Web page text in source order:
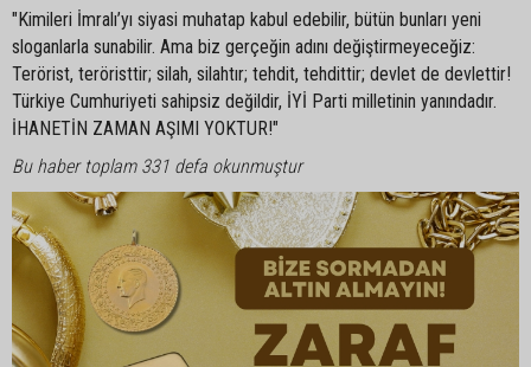
"Kimileri İmralı’yı siyasi muhatap kabul edebilir, bütün bunları yeni
sloganlarla sunabilir. Ama biz gerçeğin adını değiştirmeyeceğiz:
Terörist, teröristtir; silah, silahtır; tehdit, tehdittir; devlet de devlettir!
Türkiye Cumhuriyeti sahipsiz değildir, İYİ Parti milletinin yanındadır.
İHANETİN ZAMAN AŞIMI YOKTUR!"
Bu haber toplam 331 defa okunmuştur